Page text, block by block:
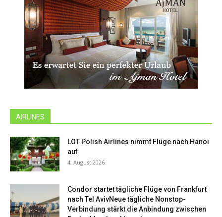
AIRLINES
LOT Polish Airlines nimmt Flüge nach Hanoi
auf
4. August 2026
Condor startet tägliche Flüge von Frankfurt
nach Tel AvivNeue tägliche Nonstop-
Verbindung stärkt die Anbindung zwischen